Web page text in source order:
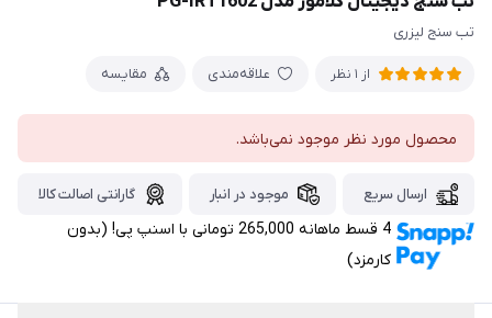
تب سنج لیزری
از 1 نظر علاقه‌مندی مقایسه
محصول مورد نظر موجود نمی‌باشد.
ارسال سریع موجود در انبار گارانتی اصالت کالا
4 قسط ماهانه 265,000 تومانی با اسنپ ‌پی! (بدون
کارمزد)